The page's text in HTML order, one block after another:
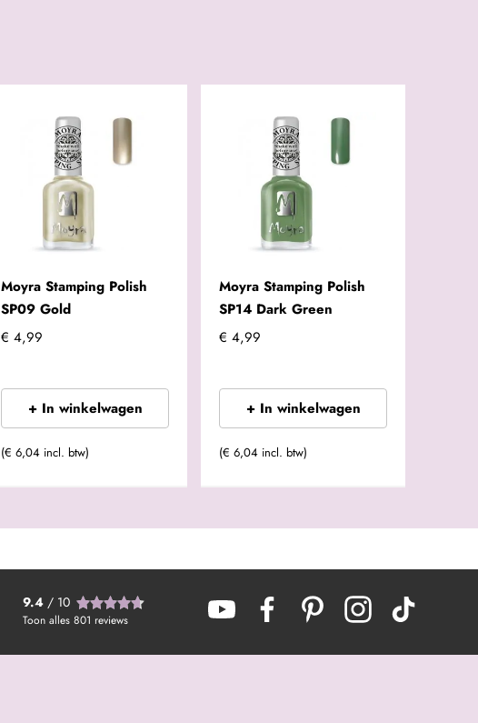
Moyra Stamping Polish
SP09 Gold
€ 4,99
+ In winkelwagen
(€ 6,04 incl. btw)
Moyra Stamping Polish
SP14 Dark Green
€ 4,99
+ In winkelwagen
(€ 6,04 incl. btw)
9.4/ 10
Toon alles 801 reviews